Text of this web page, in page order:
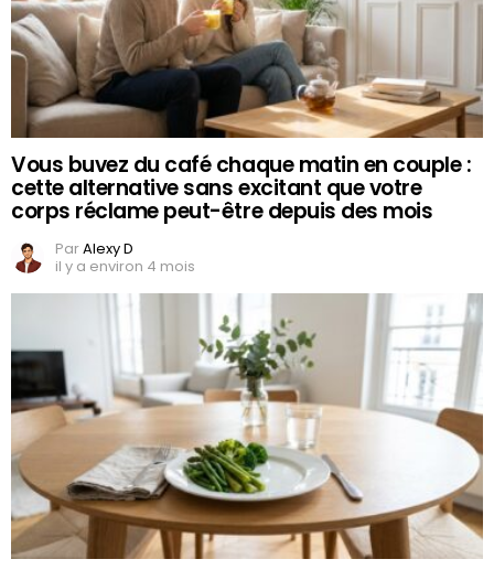
Vous buvez du café chaque matin en couple :
cette alternative sans excitant que votre
corps réclame peut-être depuis des mois
ParAlexy D
il y a environ 4 mois